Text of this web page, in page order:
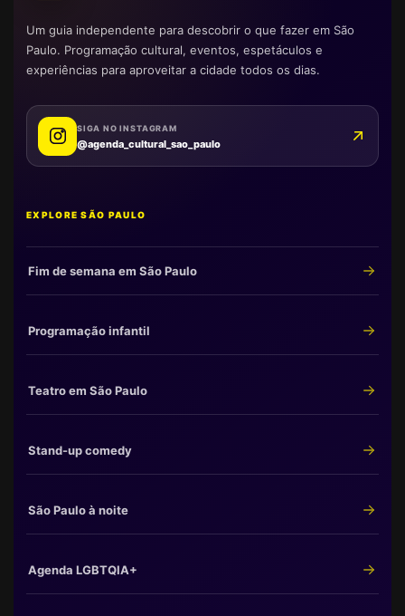
Um guia independente para descobrir o que fazer em São
Paulo. Programação cultural, eventos, espetáculos e
experiências para aproveitar a cidade todos os dias.
SIGA NO INSTAGRAM
@agenda_cultural_sao_paulo
EXPLORE SÃO PAULO
Fim de semana em São Paulo
Programação infantil
Teatro em São Paulo
Stand-up comedy
São Paulo à noite
Agenda LGBTQIA+